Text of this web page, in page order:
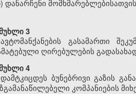
დანარჩენი
3
ავტომანქანების გასამართი
ღირებულების
4
დამტკიცდეს ბუნებრივი გაზის
კომპანიების